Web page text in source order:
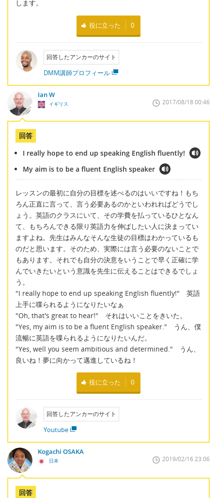
します。
役に立った 0
回答したアンカーのサイト
DMM講師プロフィール
Ian W
イギリス 2017/08/18 00:46
回答
I really hope to end up speaking English fluently!
My aim is to be a fluent English speaker
レッスンの最初に自分の目標を述べるのはいいですね！もち
ろん正直に言って、言う必要あるのかといわれればどうでし
ょう。英語のクラスにいて、その学費を払っているひとなん
て、もちろんできる限り英語力を伸ばしたい人に決まってい
ますよね。先生はみんなそんな生徒の目標はわかっているも
のだと思います。そのため、実際には言う必要のないことで
もあります。それでも自分の決意をいうことで早く正確に学
んでいきたいという意識を先生に伝えることはできるでしょ
う。
"I really hope to end up speaking English fluently!" 英語
上手に喋られるようになりたいなぁ
"Oh, that's great to hear!" それはいいことをきいた。
"Yes, my aim is to be a fluent English speaker." うん、僕
流暢に英語を喋られるようになりたいんだ。
"Yes, well you seem ambitious and determined." うん、
良いね！夢に向かって邁進しているね！
役に立った 0
回答したアンカーのサイト
Youtube
Kogachi OSAKA
日本 2019/02/16 23:06
回答